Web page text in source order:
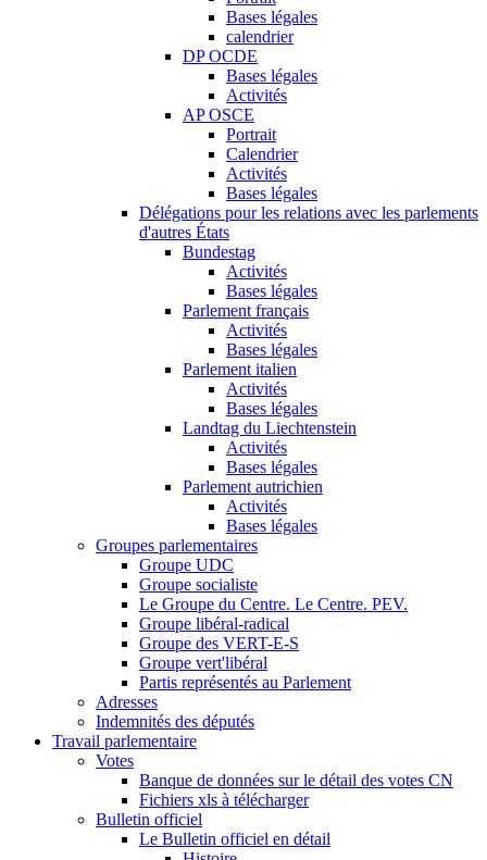
Bases légales
calendrier
DP OCDE
Bases légales
Activités
AP OSCE
Portrait
Calendrier
Activités
Bases légales
Délégations pour les relations avec les parlements
d'autres États
Bundestag
Activités
Bases légales
Parlement français
Activités
Bases légales
Parlement italien
Activités
Bases légales
Landtag du Liechtenstein
Activités
Bases légales
Parlement autrichien
Activités
Bases légales
Groupes parlementaires
Groupe UDC
Groupe socialiste
Le Groupe du Centre. Le Centre. PEV.
Groupe libéral-radical
Groupe des VERT-E-S
Groupe vert'libéral
Partis représentés au Parlement
Adresses
Indemnités des députés
Travail parlementaire
Votes
Banque de données sur le détail des votes CN
Fichiers xls à télécharger
Bulletin officiel
Le Bulletin officiel en détail